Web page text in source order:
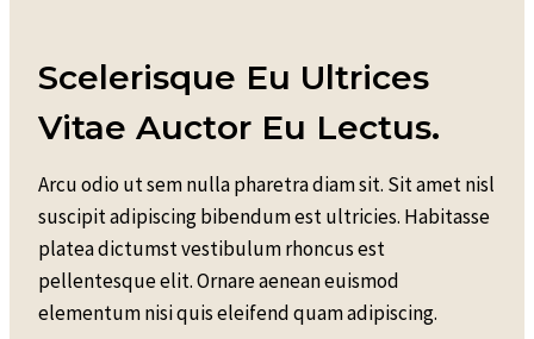
Scelerisque Eu Ultrices
Vitae Auctor Eu Lectus.
Arcu odio ut sem nulla pharetra diam sit. Sit amet nisl
suscipit adipiscing bibendum est ultricies. Habitasse
platea dictumst vestibulum rhoncus est
pellentesque elit. Ornare aenean euismod
elementum nisi quis eleifend quam adipiscing.